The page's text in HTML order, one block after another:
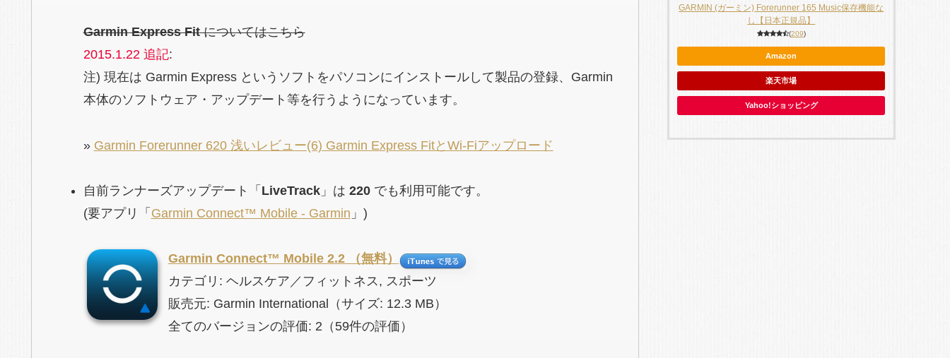
Garmin Express Fitについてはこちら
2015.1.22 追記:
注) 現在は Garmin Express というソフトをパソコンにインストールして製品の登録、Garmin
本体のソフトウェア・アップデート等を行うようになっています。
» Garmin Forerunner 620 浅いレビュー(6) Garmin Express FitとWi-Fiアップロード
自前ランナーズアップデート「 LiveTrack」は 220でも利用可能です。
(要アプリ「 Garmin Connect™ Mobile - Garmin 」)
Garmin Connect™ Mobile 2.2 （無料）
カテゴリ: ヘルスケア／フィットネス, スポーツ
販売元: Garmin International（サイズ: 12.3 MB）
全てのバージョンの評価: 2（59件の評価）
GARMIN (ガーミン) Forerunner 165 Music保存機能な
し【日本正規品】
(209)
Amazon
楽天市場
Yahoo!ショッピング